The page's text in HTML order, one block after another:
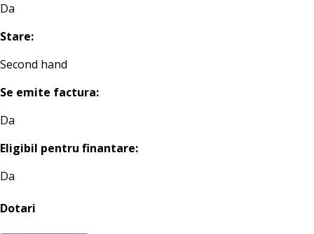
Da
Stare:
Second hand
Se emite factura:
Da
Eligibil pentru finantare:
Da
Dotari